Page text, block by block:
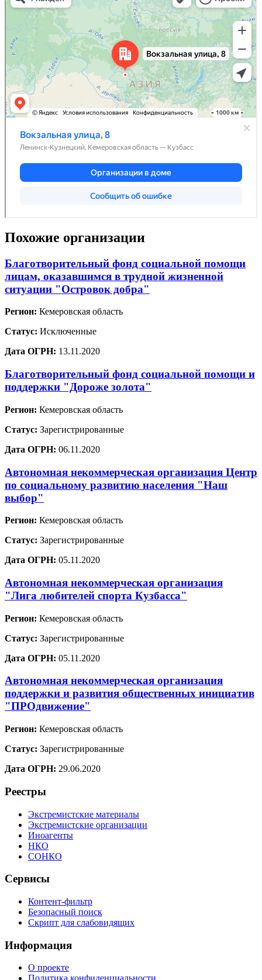
Похожие организации
Благотворительный фонд социальной помощи
лицам, оказавшимся в трудной жизненной
ситуации "Островок добра"
Регион: Кемеровская область
Статус: Исключенные
Дата ОГРН: 13.11.2020
Благотворительный фонд социальной помощи и
поддержки "Дороже золота"
Регион: Кемеровская область
Статус: Зарегистрированные
Дата ОГРН: 06.11.2020
Автономная некоммерческая организация Центр
по социальному развитию населения "Наш
выбор"
Регион: Кемеровская область
Статус: Зарегистрированные
Дата ОГРН: 05.11.2020
Автономная некоммерческая организация
"Лига любителей спорта Кузбасса"
Регион: Кемеровская область
Статус: Зарегистрированные
Дата ОГРН: 05.11.2020
Автономная некоммерческая организация
поддержки и развития общественных инициатив
"ПРОдвижение"
Регион: Кемеровская область
Статус: Зарегистрированные
Дата ОГРН: 29.06.2020
Реестры
Экстремистские материалы
Экстремистские организации
Иноагенты
НКО
СОНКО
Сервисы
Контент-фильтр
Безопасный поиск
Скрипт для слабовидящих
Информация
О проекте